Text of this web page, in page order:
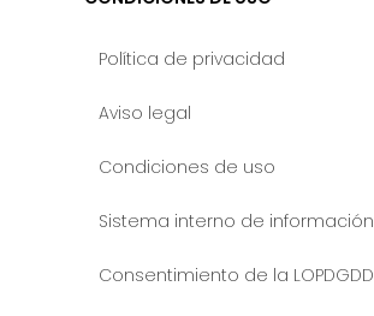
Política de privacidad
Aviso legal
Condiciones de uso
Sistema interno de información
Consentimiento de la LOPDGDD